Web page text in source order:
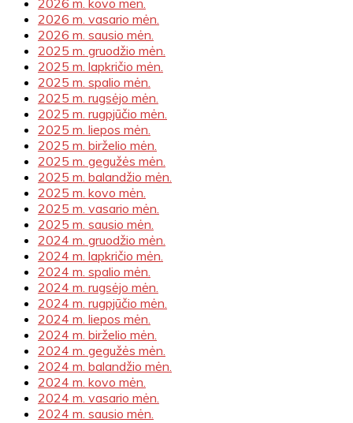
2026 m. vasario mėn.
2026 m. sausio mėn.
2025 m. gruodžio mėn.
2025 m. lapkričio mėn.
2025 m. spalio mėn.
2025 m. rugsėjo mėn.
2025 m. rugpjūčio mėn.
2025 m. liepos mėn.
2025 m. birželio mėn.
2025 m. gegužės mėn.
2025 m. balandžio mėn.
2025 m. kovo mėn.
2025 m. vasario mėn.
2025 m. sausio mėn.
2024 m. gruodžio mėn.
2024 m. lapkričio mėn.
2024 m. spalio mėn.
2024 m. rugsėjo mėn.
2024 m. rugpjūčio mėn.
2024 m. liepos mėn.
2024 m. birželio mėn.
2024 m. gegužės mėn.
2024 m. balandžio mėn.
2024 m. kovo mėn.
2024 m. vasario mėn.
2024 m. sausio mėn.